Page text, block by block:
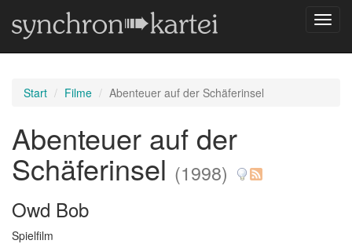
Start Filme Abenteuer auf der Schäferinsel
Abenteuer auf der
Schäferinsel (1998)
Owd Bob
Spielfilm